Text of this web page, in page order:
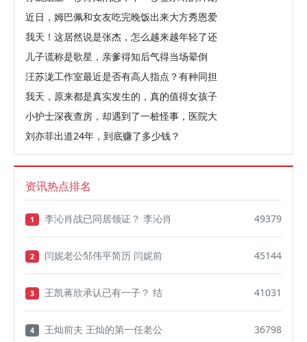
近日，姆巴佩和女友吃完晚饭出来大方秀恩爱
我天！这居然说是张杰，怎么越来越年轻了还
儿子谎称是歌星，亲爹得知后气得当场晕倒
汪苏泷工作室最近是否有高人指点？有种同担
我天，原来都是真实发生的，真的值得女孩子
小护士深夜查房，却遇到了一桩怪事，医院大
刘亦菲出道24年，到底赚了多少钱？
资讯热点排名
1 李沁肖战已同居领证？ 李沁肖 49379
2 闫妮老公邹伟平简历 闫妮前 45144
3 王凯蒋欣承认已有一子？ 结 41031
4 王灿前夫 王灿的第一任老公 36798